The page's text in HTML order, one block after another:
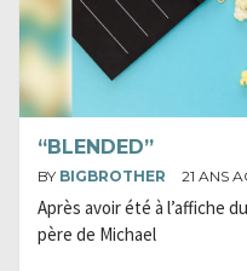
“BLENDED”
BY BIGBROTHER 21 ANS
Après avoir été à l’affiche
père de Michael